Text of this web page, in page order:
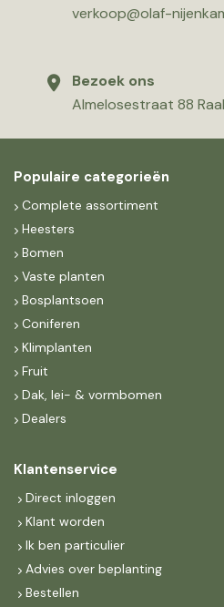
verkoop@olaf-
Bezoek ons
Almelosestraat 88
Populaire categorieën
Complete assortiment
Heesters
Bomen
Vaste planten
Bosplantsoen
Coniferen
Klimplanten
Fruit
Dak, lei- & vormbomen
Dealers
Klantenservice
Direct inloggen
Klant worden
Ik ben particulier
Advies over beplanting
Bestellen